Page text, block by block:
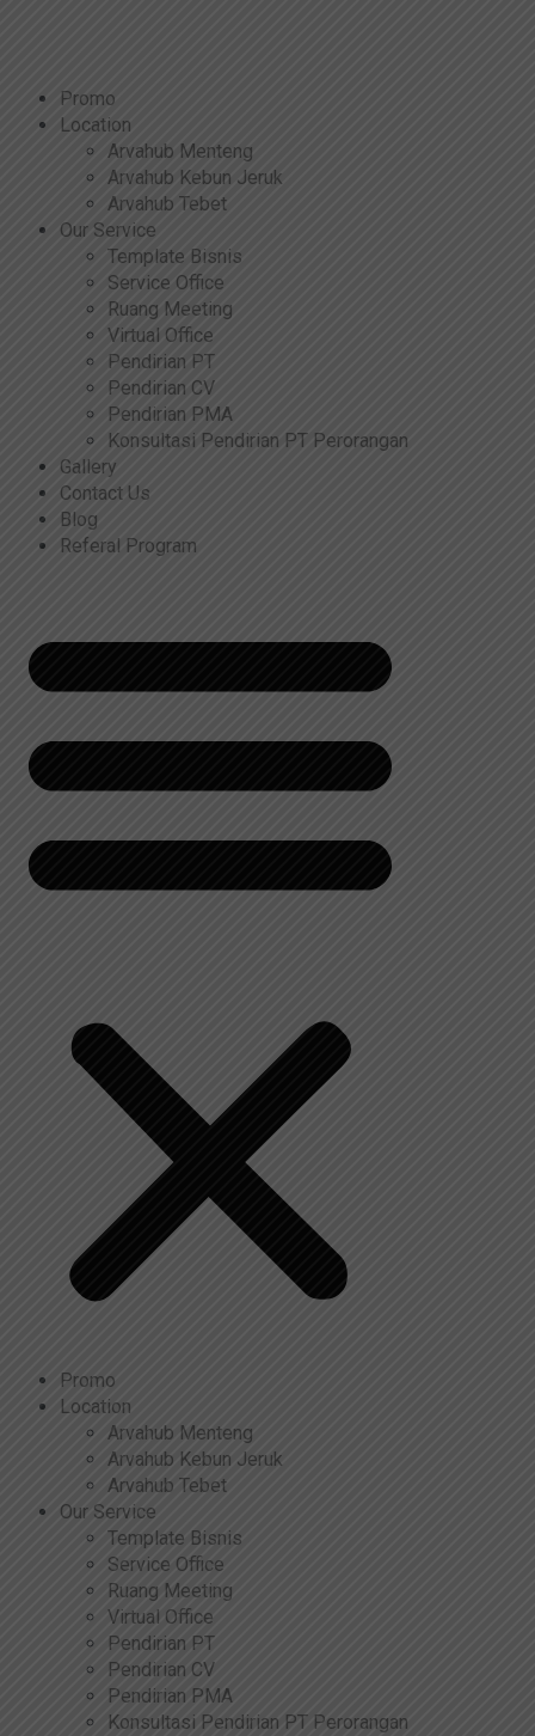
Promo
Location
Arvahub Menteng
Arvahub Kebun Jeruk
Arvahub Tebet
Our Service
Template Bisnis
Service Office
Ruang Meeting
Virtual Office
Pendirian PT
Pendirian CV
Pendirian PMA
Konsultasi Pendirian PT Perorangan
Gallery
Contact Us
Blog
Referal Program
Promo
Location
Arvahub Menteng
Arvahub Kebun Jeruk
Arvahub Tebet
Our Service
Template Bisnis
Service Office
Ruang Meeting
Virtual Office
Pendirian PT
Pendirian CV
Pendirian PMA
Konsultasi Pendirian PT Perorangan